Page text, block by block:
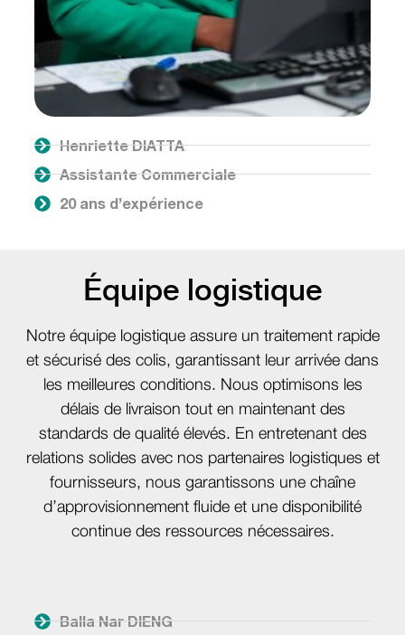
Henriette DIATTA
Assistante Commerciale
20 ans d’expérience
Équipe logistique
Notre équipe logistique assure un traitement rapide
et sécurisé des colis, garantissant leur arrivée dans
les meilleures conditions. Nous optimisons les
délais de livraison tout en maintenant des
standards de qualité élevés. En entretenant des
relations solides avec nos partenaires logistiques et
fournisseurs, nous garantissons une chaîne
d’approvisionnement fluide et une disponibilité
continue des ressources nécessaires.
Balla Nar DIENG